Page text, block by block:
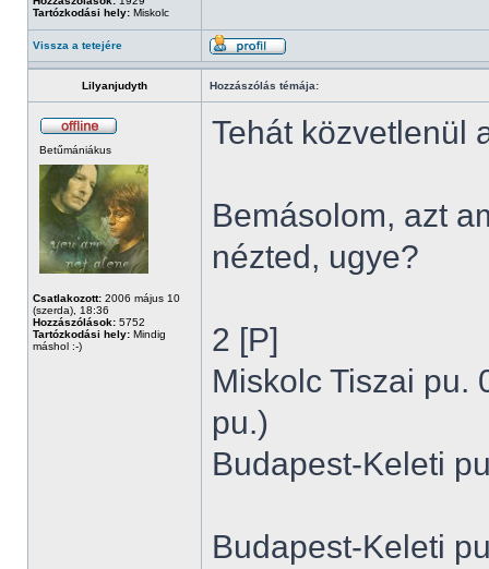
Tartózkodási hely: Miskolc
Vissza a tetejére
Lilyanjudyth Hozzászólás témája:
Betűmániákus
Csatlakozott: 2006 május 10
(szerda), 18:36
Hozzászólások: 5752
Tartózkodási hely: Mindig
máshol :-)
Tehát közvetlenül
Bemásolom, azt
nézted, ugye?
2 [P]
Miskolc Tiszai pu.
pu.)
Budapest-Keleti
Budapest-Keleti